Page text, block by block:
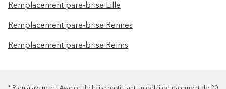
Remplacement pare-brise Lille
Remplacement pare-brise Rennes
Remplacement pare-brise Reims